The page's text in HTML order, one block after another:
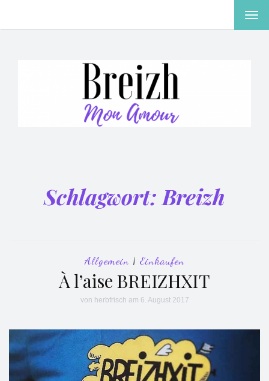
Schlagwort: Breizh
Allgemein | Einkaufen
À l’aise BREIZHXIT
von herbfrisch am 6. August 2017